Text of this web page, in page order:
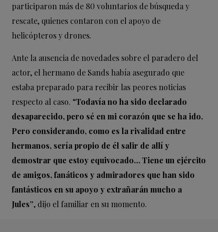
participaron más de 80 voluntarios de búsqueda y
rescate, quienes contaron con el apoyo de
helicópteros y drones.
Ante la ausencia de novedades sobre el paradero del
actor, el hermano de Sands había asegurado que
estaba preparado para recibir las peores noticias
respecto al caso. “Todavía no ha sido declarado
desaparecido, pero sé en mi corazón que se ha ido.
Pero considerando, como es la rivalidad entre
hermanos, sería propio de él salir de allí y
demostrar que estoy equivocado… Tiene un ejército
de amigos, fanáticos y admiradores que han sido
fantásticos en su apoyo y extrañarán mucho a
Jules”, dijo el familiar en su momento.